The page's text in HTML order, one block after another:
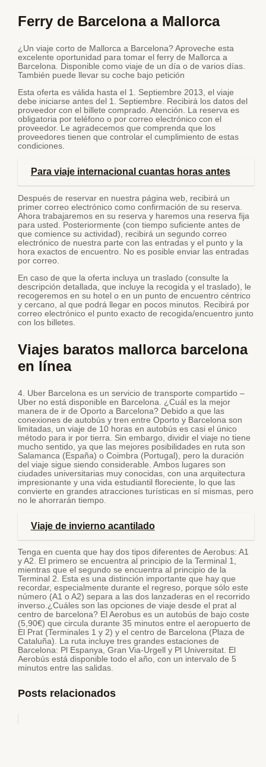
Ferry de Barcelona a Mallorca
¿Un viaje corto de Mallorca a Barcelona? Aproveche esta
excelente oportunidad para tomar el ferry de Mallorca a
Barcelona. Disponible como viaje de un día o de varios días.
También puede llevar su coche bajo petición
Esta oferta es válida hasta el 1. Septiembre 2013, el viaje
debe iniciarse antes del 1. Septiembre. Recibirá los datos del
proveedor con el billete comprado. Atención. La reserva es
obligatoria por teléfono o por correo electrónico con el
proveedor. Le agradecemos que comprenda que los
proveedores tienen que controlar el cumplimiento de estas
condiciones.
Para viaje internacional cuantas horas antes
Después de reservar en nuestra página web, recibirá un
primer correo electrónico como confirmación de su reserva.
Ahora trabajaremos en su reserva y haremos una reserva fija
para usted. Posteriormente (con tiempo suficiente antes de
que comience su actividad), recibirá un segundo correo
electrónico de nuestra parte con las entradas y el punto y la
hora exactos de encuentro. No es posible enviar las entradas
por correo.
En caso de que la oferta incluya un traslado (consulte la
descripción detallada, que incluye la recogida y el traslado), le
recogeremos en su hotel o en un punto de encuentro céntrico
y cercano, al que podrá llegar en pocos minutos. Recibirá por
correo electrónico el punto exacto de recogida/encuentro junto
con los billetes.
Viajes baratos mallorca barcelona
en línea
4. Uber Barcelona es un servicio de transporte compartido –
Uber no está disponible en Barcelona. ¿Cuál es la mejor
manera de ir de Oporto a Barcelona? Debido a que las
conexiones de autobús y tren entre Oporto y Barcelona son
limitadas, un viaje de 10 horas en autobús es casi el único
método para ir por tierra. Sin embargo, dividir el viaje no tiene
mucho sentido, ya que las mejores posibilidades en ruta son
Salamanca (España) o Coimbra (Portugal), pero la duración
del viaje sigue siendo considerable. Ambos lugares son
ciudades universitarias muy conocidas, con una arquitectura
impresionante y una vida estudiantil floreciente, lo que las
convierte en grandes atracciones turísticas en sí mismas, pero
no le ahorrarán tiempo.
Viaje de invierno acantilado
Tenga en cuenta que hay dos tipos diferentes de Aerobus: A1
y A2. El primero se encuentra al principio de la Terminal 1,
mientras que el segundo se encuentra al principio de la
Terminal 2. Esta es una distinción importante que hay que
recordar, especialmente durante el regreso, porque sólo este
número (A1 o A2) separa a las dos lanzaderas en el recorrido
inverso.¿Cuáles son las opciones de viaje desde el prat al
centro de barcelona? El Aerobus es un autobús de bajo coste
(5,90€) que circula durante 35 minutos entre el aeropuerto de
El Prat (Terminales 1 y 2) y el centro de Barcelona (Plaza de
Cataluña). La ruta incluye tres grandes estaciones de
Barcelona: Pl Espanya, Gran Via-Urgell y Pl Universitat. El
Aerobús está disponible todo el año, con un intervalo de 5
minutos entre las salidas.
Posts relacionados